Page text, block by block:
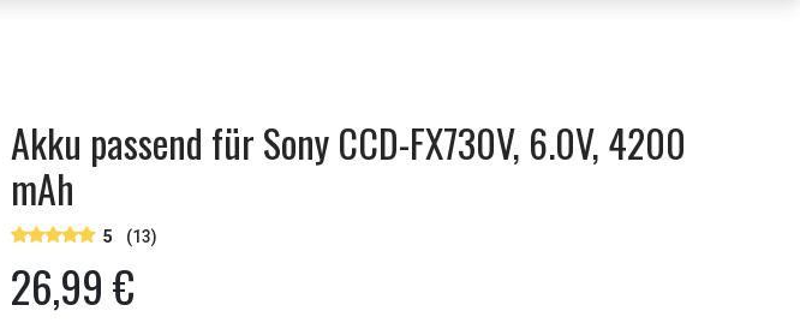
Akku passend für Sony CCD-FX730V, 6.0V, 4200
mAh
5 (13)
26,99 €